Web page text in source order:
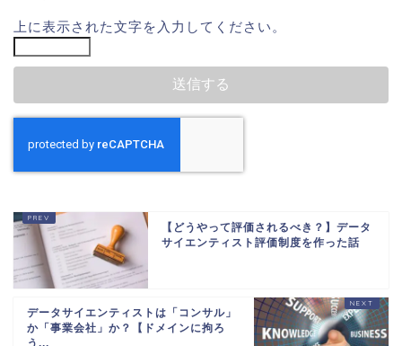
上に表示された文字を入力してください。
【どうやって評価されるべき？】データ
サイエンティスト評価制度を作った話
データサイエンティストは「コンサル」
か「事業会社」か？【ドメインに拘ろ
う...